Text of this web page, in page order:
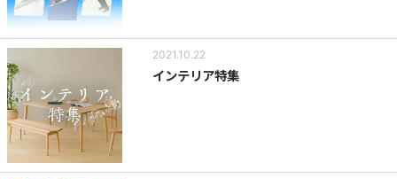
2021.10.22
インテリア特集